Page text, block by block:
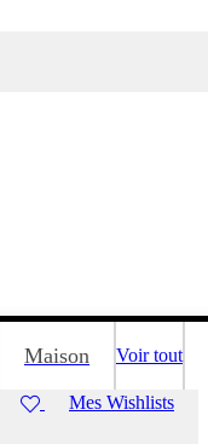
Maison Voir tout
Mes Wishlists